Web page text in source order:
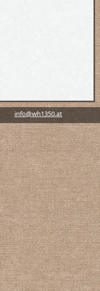
info@wh1350.at